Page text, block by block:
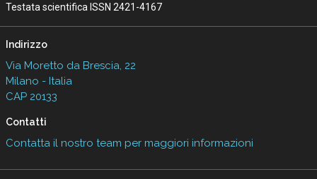
Testata scientifica ISSN 2421-4167
Indirizzo
Via Moretto da Brescia, 22
Milano - Italia
CAP 20133
Contatti
Contatta il nostro team per maggiori informazioni